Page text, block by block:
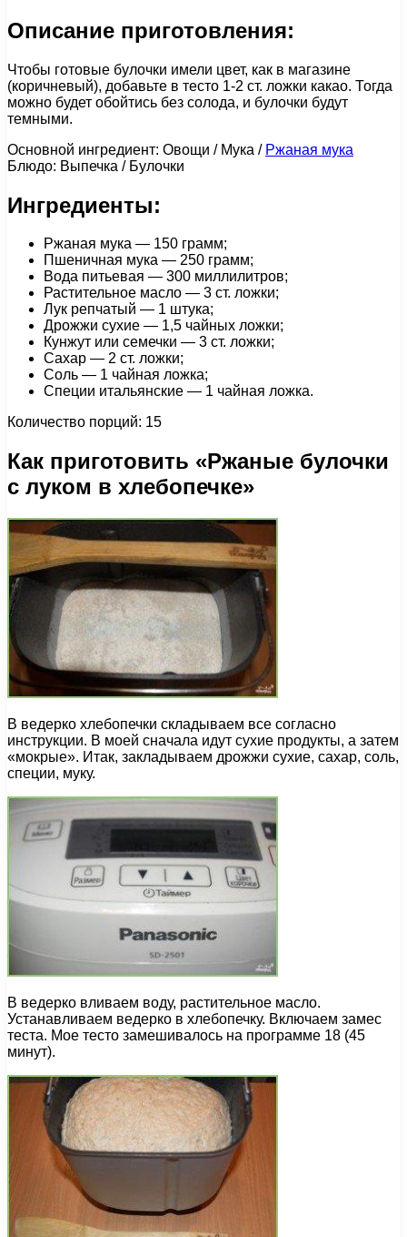
Описание приготовления:
Чтобы готовые булочки имели цвет, как в магазине
(коричневый), добавьте в тесто 1-2 ст. ложки какао. Тогда
можно будет обойтись без солода, и булочки будут
темными.
Основной ингредиент: Овощи / Мука / Ржаная мука
Блюдо: Выпечка / Булочки
Ингредиенты:
Ржаная мука — 150 грамм;
Пшеничная мука — 250 грамм;
Вода питьевая — 300 миллилитров;
Растительное масло — 3 ст. ложки;
Лук репчатый — 1 штука;
Дрожжи сухие — 1,5 чайных ложки;
Кунжут или семечки — 3 ст. ложки;
Сахар — 2 ст. ложки;
Соль — 1 чайная ложка;
Специи итальянские — 1 чайная ложка.
Количество порций: 15
Как приготовить «Ржаные булочки
с луком в хлебопечке»
В ведерко хлебопечки складываем все согласно
инструкции. В моей сначала идут сухие продукты, а затем
«мокрые». Итак, закладываем дрожжи сухие, сахар, соль,
специи, муку.
В ведерко вливаем воду, растительное масло.
Устанавливаем ведерко в хлебопечку. Включаем замес
теста. Мое тесто замешивалось на программе 18 (45
минут).